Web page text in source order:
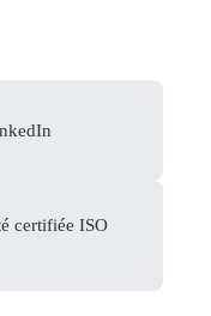
certifiée ISO